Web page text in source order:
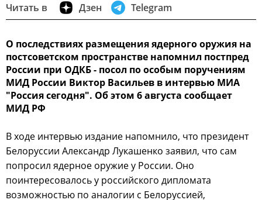
Читать в Дзен Telegram
О последствиях размещения ядерного оружия на
постсоветском пространстве напомнил постпред
России при ОДКБ - посол по особым поручениям
МИД России Виктор Васильев в интервью МИА
"Россия сегодня". Об этом 6 августа сообщает
МИД РФ
В ходе интервью издание напомнило, что президент
Белоруссии Александр Лукашенко заявил, что сам
попросил ядерное оружие у России. Оно
поинтересовалось у российского дипломата
возможностью по аналогии с Белоруссией,